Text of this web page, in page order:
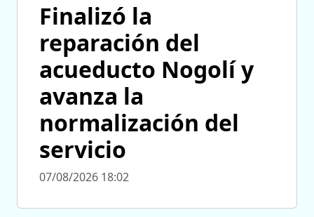
Finalizó la
reparación del
acueducto Nogolí y
avanza la
normalización del
servicio
07/08/2026 18:02